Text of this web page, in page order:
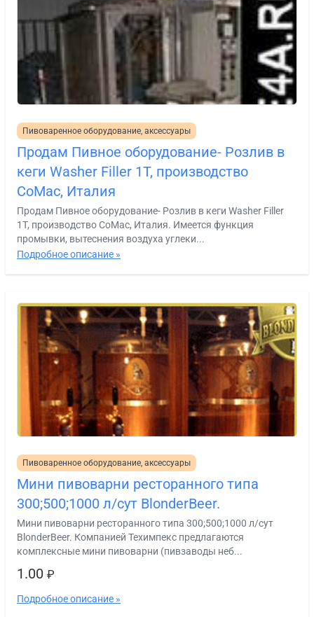
Пивоваренное оборудование, аксессуары
Продам Пивное оборудование- Розлив в
кеги Washer Filler 1T, производство
CoMac, Италия
Продам Пивное оборудование- Розлив в кеги Washer Filler
1T, производство CoMac, Италия. Имеется функция
промывки, вытеснения воздуха углеки...
Подробное описание »
Пивоваренное оборудование, аксессуары
Мини пивоварни ресторанного типа
300;500;1000 л/cут BlonderBeer.
Мини пивоварни ресторанного типа 300;500;1000 л/cут
BlonderBeer. Компанией Техимпекс предлагаются
комплексные мини пивоварни (пивзаводы неб...
1.00 ₽
Подробное описание »